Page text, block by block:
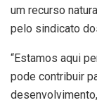
um recurso
pelo sindicato
“Estamos aqui
pode contribuir